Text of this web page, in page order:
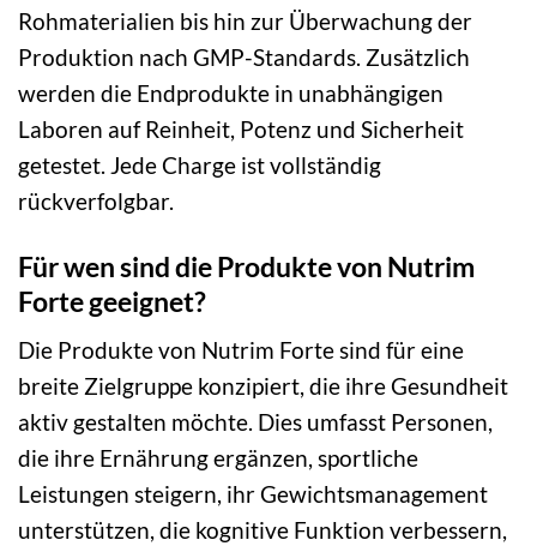
Rohmaterialien bis hin zur Überwachung der
Produktion nach GMP-Standards. Zusätzlich
werden die Endprodukte in unabhängigen
Laboren auf Reinheit, Potenz und Sicherheit
getestet. Jede Charge ist vollständig
rückverfolgbar.
Für wen sind die Produkte von Nutrim
Forte geeignet?
Die Produkte von Nutrim Forte sind für eine
breite Zielgruppe konzipiert, die ihre Gesundheit
aktiv gestalten möchte. Dies umfasst Personen,
die ihre Ernährung ergänzen, sportliche
Leistungen steigern, ihr Gewichtsmanagement
unterstützen, die kognitive Funktion verbessern,